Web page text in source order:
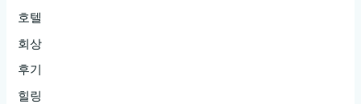
호텔
회상
후기
힐링